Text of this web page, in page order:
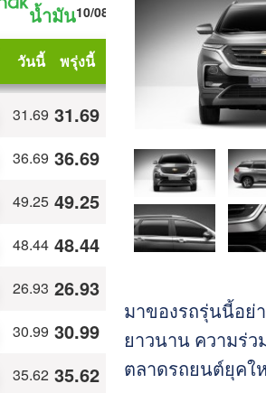
มาของรถรุ่นนี้อย่
ยาวนาน ความร่
ตลาดรถยนต์ยุคใ